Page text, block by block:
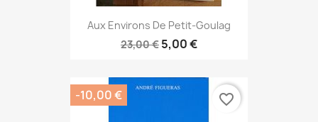
Aux Environs De Petit-Goulag
23,00 € 5,00 €
-10,00 € favorite_border